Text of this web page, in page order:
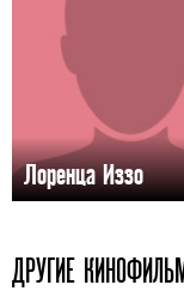
Лоренца Иззо
ДРУГИЕ